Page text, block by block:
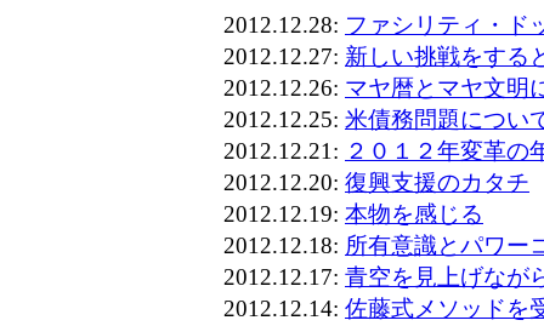
2012.12.28: ファシリティ・ド
2012.12.27: 新しい挑戦をする
2012.12.26: マヤ暦とマヤ文明
2012.12.25: 米債務問題につい
2012.12.21: ２０１２年変革の
2012.12.20: 復興支援のカタチ
2012.12.19: 本物を感じる
2012.12.18: 所有意識とパワー
2012.12.17: 青空を見上げなが
2012.12.14: 佐藤式メソッドを